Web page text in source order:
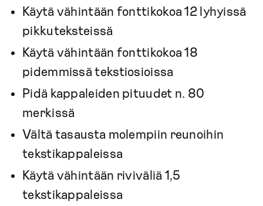
Käytä vähintään fonttikokoa 12 lyhyissä
pikkuteksteissä
Käytä vähintään fonttikokoa 18
pidemmissä tekstiosioissa
Pidä kappaleiden pituudet n. 80
merkissä
Vältä tasausta molempiin reunoihin
tekstikappaleissa
Käytä vähintään riviväliä 1,5
tekstikappaleissa